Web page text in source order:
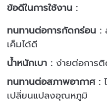
ข้อดีในการใช้งาน :
ทนทานต่อการกัดกร่อน :
เค็มได้ดี
น้ำหนักเบา : ง่ายต่อการ
ทนทานต่อสภาพอากาศ :
เปลี่ยนแปลงอุณหภูมิ